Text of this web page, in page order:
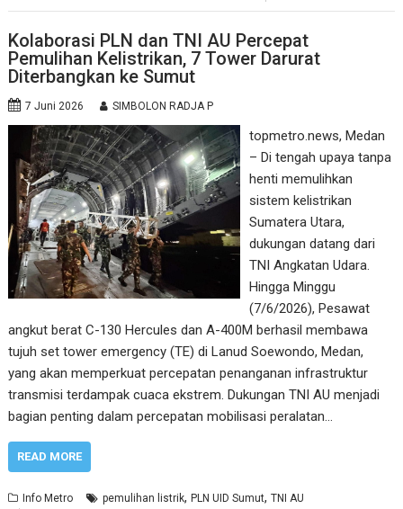
Kolaborasi PLN dan TNI AU Percepat
Pemulihan Kelistrikan, 7 Tower Darurat
Diterbangkan ke Sumut
7 Juni 2026 SIMBOLON RADJA P
topmetro.news, Medan
– Di tengah upaya tanpa
henti memulihkan
sistem kelistrikan
Sumatera Utara,
dukungan datang dari
TNI Angkatan Udara.
Hingga Minggu
(7/6/2026), Pesawat
angkut berat C-130 Hercules dan A-400M berhasil membawa
tujuh set tower emergency (TE) di Lanud Soewondo, Medan,
yang akan memperkuat percepatan penanganan infrastruktur
transmisi terdampak cuaca ekstrem. Dukungan TNI AU menjadi
bagian penting dalam percepatan mobilisasi peralatan…
READ MORE
Info Metro pemulihan listrik,PLN UID Sumut,TNI AU